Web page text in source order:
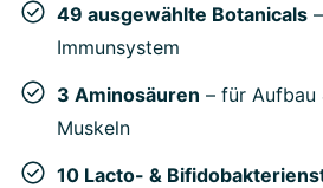
49 ausgewählte Botanicals
Immunsystem
3 Aminosäuren – für Aufbau
Muskeln
10 Lacto- &